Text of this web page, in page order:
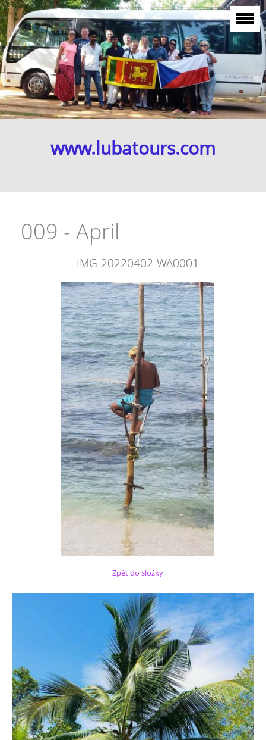
www.lubatours.com
009 - April
IMG-20220402-WA0001
Zpět do složky